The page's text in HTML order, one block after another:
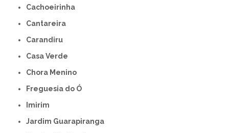
Cachoeirinha
Cantareira
Carandiru
Casa Verde
Chora Menino
Freguesia do Ó
Imirim
Jardim Guarapiranga